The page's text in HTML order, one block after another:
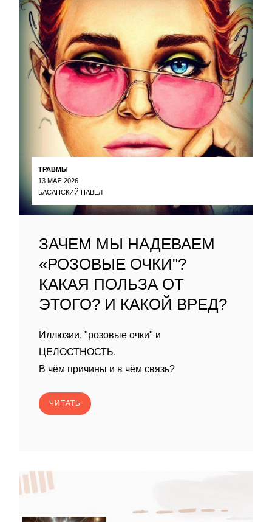
ТРАВМЫ
13 МАЯ 2026
БАСАНСКИЙ ПАВЕЛ
ЗАЧЕМ МЫ НАДЕВАЕМ
«РОЗОВЫЕ ОЧКИ"?
КАКАЯ ПОЛЬЗА ОТ
ЭТОГО? И КАКОЙ ВРЕД?
Иллюзии, "розовые очки" и
ЦЕЛОСТНОСТЬ.
В чём причины и в чём связь?
ЧИТАТЬ